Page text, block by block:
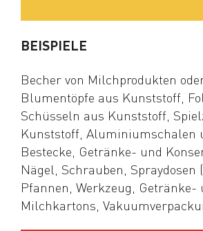
BEISPIELE
Becher von Milchprodukten
Blumentöpfe aus Kunststoff,
Schüsseln aus Kunststoff,
Kunststoff, Aluminiumschalen
Bestecke, Getränke- und
Nägel, Schrauben, Spraydosen
Pfannen, Werkzeug, Getränke-
Milchkartons,